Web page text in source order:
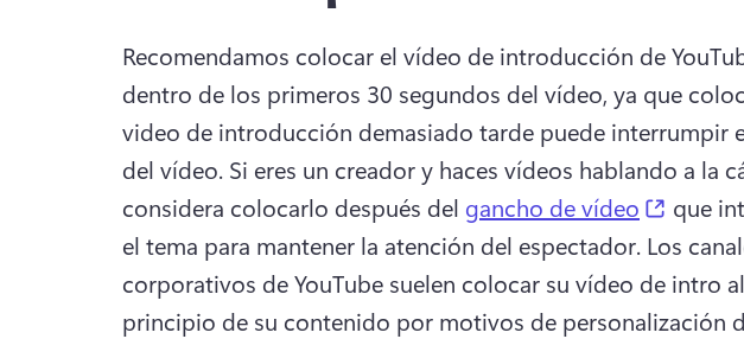
Recomendamos colocar el vídeo de introducción de
dentro de los primeros 30 segundos del vídeo, ya que
video de introducción demasiado tarde puede interrumpir
del vídeo. Si eres un creador y haces vídeos hablando a la
considera colocarlo después del gancho de vídeo (opens
que
el tema para mantener la atención del espectador. Los
corporativos de YouTube suelen colocar su vídeo de intro al